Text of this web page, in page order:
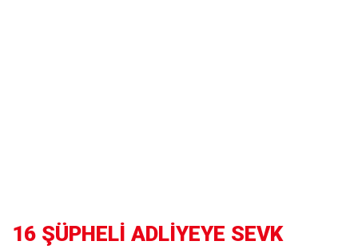
16 ŞÜPHELİ ADLİYEYE SEVK